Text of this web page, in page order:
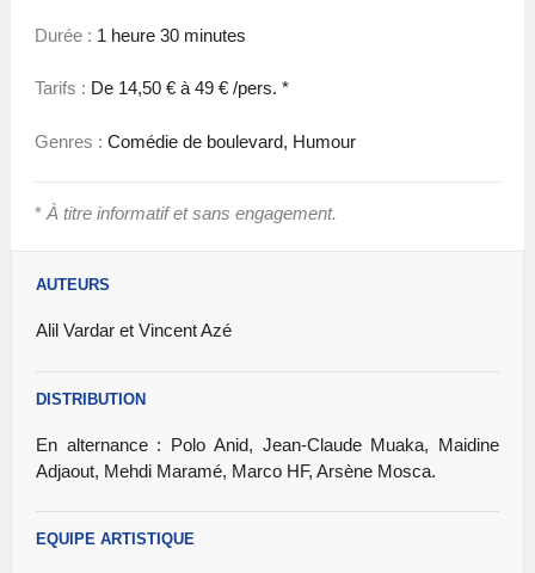
Durée : 1 heure 30 minutes
Tarifs : De 14,50 € à 49 € /pers. *
Genres : Comédie de boulevard, Humour
* À titre informatif et sans engagement.
AUTEURS
Alil Vardar et Vincent Azé
DISTRIBUTION
En alternance : Polo Anid, Jean-Claude Muaka, Maidine
Adjaout, Mehdi Maramé, Marco HF, Arsène Mosca.
EQUIPE ARTISTIQUE